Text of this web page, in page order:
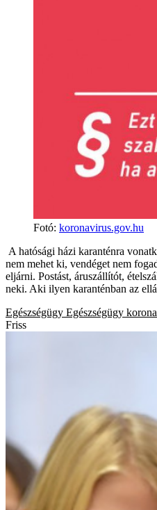
Fotó: koronavirus.gov.hu
A hatósági házi karanténra
nem mehet ki, vendéget nem
eljárni. Postást, áruszállítót,
neki. Aki ilyen karanténban az
Egészségügy Egészségügy
Friss